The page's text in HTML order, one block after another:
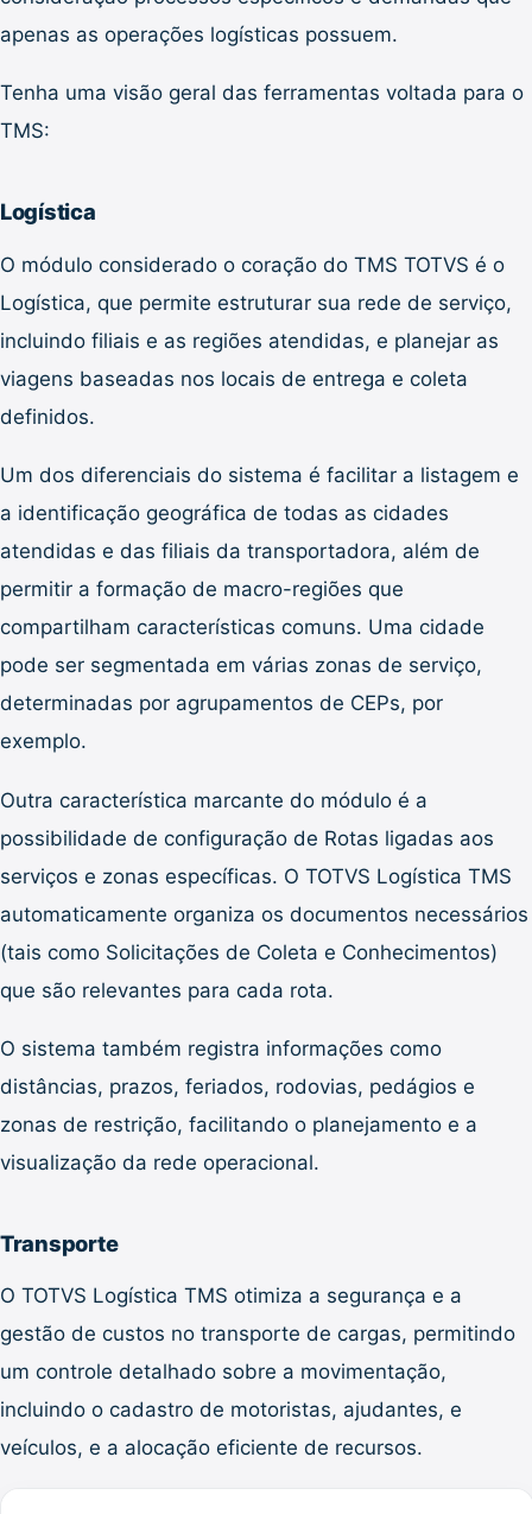
apenas as operações logísticas possuem.
Tenha uma visão geral das ferramentas voltada para o
TMS:
Logística
O módulo considerado o coração do TMS TOTVS é o
Logística, que permite estruturar sua rede de serviço,
incluindo filiais e as regiões atendidas, e planejar as
viagens baseadas nos locais de entrega e coleta
definidos.
Um dos diferenciais do sistema é facilitar a listagem e
a identificação geográfica de todas as cidades
atendidas e das filiais da transportadora, além de
permitir a formação de macro-regiões que
compartilham características comuns. Uma cidade
pode ser segmentada em várias zonas de serviço,
determinadas por agrupamentos de CEPs, por
exemplo.
Outra característica marcante do módulo é a
possibilidade de configuração de Rotas ligadas aos
serviços e zonas específicas. O TOTVS Logística TMS
automaticamente organiza os documentos necessários
(tais como Solicitações de Coleta e Conhecimentos)
que são relevantes para cada rota.
O sistema também registra informações como
distâncias, prazos, feriados, rodovias, pedágios e
zonas de restrição, facilitando o planejamento e a
visualização da rede operacional.
Transporte
O TOTVS Logística TMS otimiza a segurança e a
gestão de custos no transporte de cargas, permitindo
um controle detalhado sobre a movimentação,
incluindo o cadastro de motoristas, ajudantes, e
veículos, e a alocação eficiente de recursos.